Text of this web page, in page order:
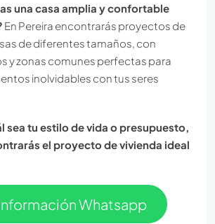
una casa amplia y confortable
En Pereira encontrarás proyectos de
de diferentes tamaños, con
y zonas comunes perfectas para
inolvidables con tus seres
sea tu estilo de vida o presupuesto,
el proyecto de vivienda ideal
Whatsapp